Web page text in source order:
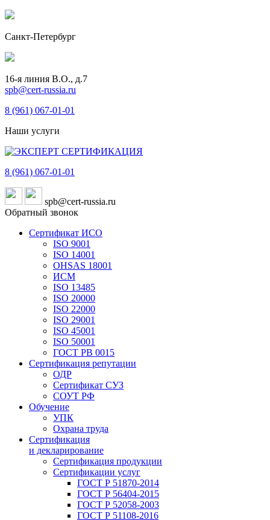
Санкт-Петербург
16-я линия В.О., д.7
spb@cert-russia.ru
8 (961) 067-01-01
Наши услуги
8 (961) 067-01-01
spb@cert-russia.ru
Обратный звонок
Сертификат ИСО
ISO 9001
ISO 14001
OHSAS 18001
ИСМ
ISO 13485
ISO 20000
ISO 22000
ISO 29001
ISO 45001
ISO 50001
ГОСТ РВ 0015
Сертификация репутации
ОДР
Сертификат СУЗ
СОУТ РФ
Обучение
УПК
Охрана труда
Сертификация
и декларирование
Сертификация продукции
Сертификации услуг
ГОСТ Р 51870-2014
ГОСТ Р 56404-2015
ГОСТ Р 52058-2003
ГОСТ Р 51108-2016